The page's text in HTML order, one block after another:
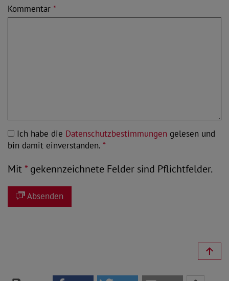
Kommentar *
Ich habe die Datenschutzbestimmungen gelesen und
bin damit einverstanden. *
Mit*gekennzeichnete Felder sind Pflichtfelder.
Absenden